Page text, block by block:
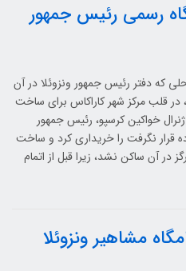
رسمی رئیس جمهور
که دفتر رئیس جمهور ونزوئلا در آن
در قلب مرکز شهر کاراکاس برای ساخت
خواکین کرسپو، رئیس جمهور
قرار نگرفت را خریداری کرد و ساخت
اگرچه هرگز در آن ساکن نشد، زیرا قبل از اتمام
مشاهیر ونزوئلا